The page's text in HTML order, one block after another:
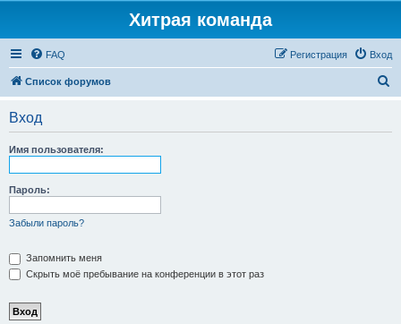
Хитрая команда
FAQ Вход
Регистрация
Список форумов
Вход
Имя пользователя:
Пароль:
Забыли пароль?
Запомнить меня
Скрыть моё пребывание на конференции в этот раз